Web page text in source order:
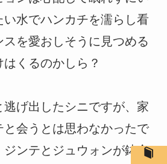
い水でハンカチを濡らし看
を愛おしそうに見つめる
くるのかしら？
げ出したシニですが、家
と会うとは思わなかったで
ジンテとジュウォンが鉢合